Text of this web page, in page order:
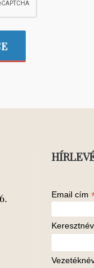
Email cím
Keresztnév